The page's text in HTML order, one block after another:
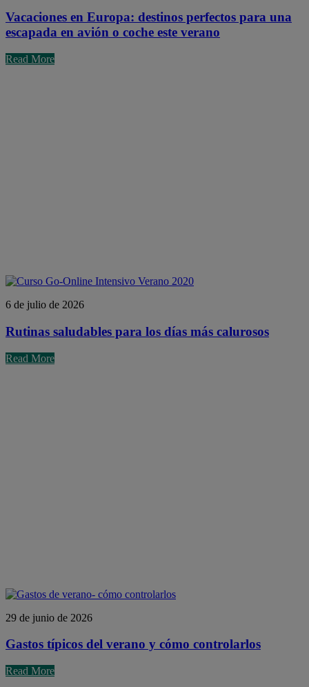
Vacaciones en Europa: destinos perfectos para una
escapada en avión o coche este verano
Read More
6 de julio de 2026
Rutinas saludables para los días más calurosos
Read More
29 de junio de 2026
Gastos típicos del verano y cómo controlarlos
Read More